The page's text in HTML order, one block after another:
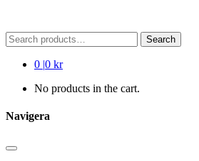
Search
for:
Search
0 |0 kr
No products in the cart.
Navigera